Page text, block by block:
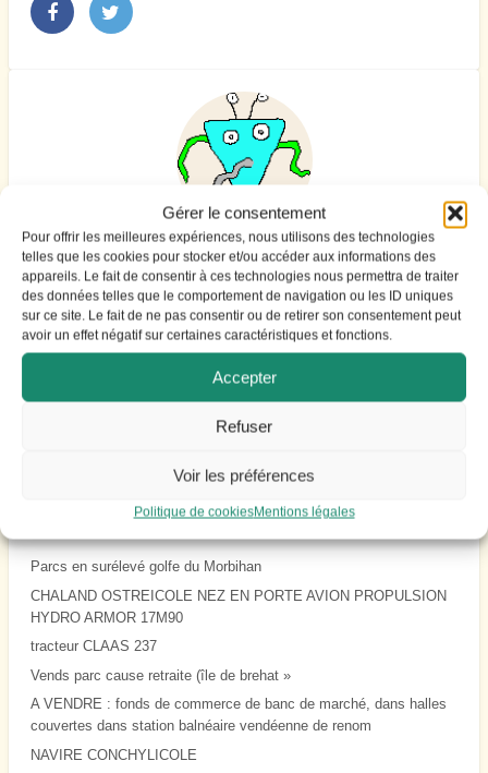
Gérer le consentement
Pour offrir les meilleures expériences, nous utilisons des technologies
telles que les cookies pour stocker et/ou accéder aux informations des
appareils. Le fait de consentir à ces technologies nous permettra de traiter
des données telles que le comportement de navigation ou les ID uniques
sur ce site. Le fait de ne pas consentir ou de retirer son consentement peut
avoir un effet négatif sur certaines caractéristiques et fonctions.
Accepter
Refuser
Voir les préférences
Politique de cookiesMentions légales
lecossois
L'auteur de l'annonce
Membre depuis: 02/10/2015
Annonces à la une
Parcs en surélevé golfe du Morbihan
CHALAND OSTREICOLE NEZ EN PORTE AVION PROPULSION
HYDRO ARMOR 17M90
tracteur CLAAS 237
Vends parc cause retraite (île de brehat »
A VENDRE : fonds de commerce de banc de marché, dans halles
couvertes dans station balnéaire vendéenne de renom
NAVIRE CONCHYLICOLE